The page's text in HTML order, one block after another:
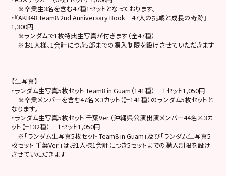
※卒業生3名を含む47種1セットとなっております。
・『AKB48 Team8 2nd Anniversary Book 47人の挑戦と成長の奇跡』
1,300円
※ランダムで1枚特典生写真が付きます（全47種）
※お1人様、1会計につき5部までの購入制限を設けさせていただきます
【生写真】
・ランダム生写真5枚セット Team8 in Guam（141種） １セット1,050円
※卒業メンバーを含む47名×3カット（計141種）のランダム5枚セットと
なります。
・ランダム生写真5枚セット 千葉Ver.（沖縄県公演出演メンバー44名×3カ
ット 計132種） １セット1,050円
※「ランダム生写真5枚セット Team8 in Guam」及び「ランダム生写真5
枚セット 千葉Ver.」はお1人様1会計につき5セットまでの購入制限を設け
させていただきます